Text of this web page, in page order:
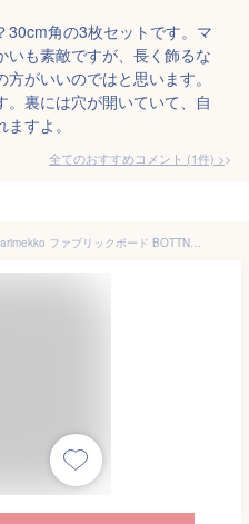
30cm角の3枚セットです。マ
いも素敵ですが、長く飾るな
がいいのではと思います。
裏には穴が開いていて、自
すよ。
全てのおすすめコメント (1件) >
マリメッコ ファブリックパネル marimekko ファブリックボード BOTTNA(WHT)[ご注文サイズ：W120×H45]【北欧 ファブリック】